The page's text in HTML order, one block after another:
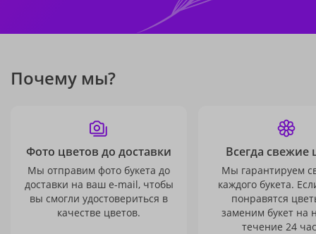
Почему мы?
Фото цветов до доставки
Мы отправим фото букета до
доставки на ваш e-mail, чтобы
вы смогли удостовериться в
качестве цветов.
Всегда свежие
Мы гарантируем
каждого букета.
понравятся
заменим букет на
течение 24